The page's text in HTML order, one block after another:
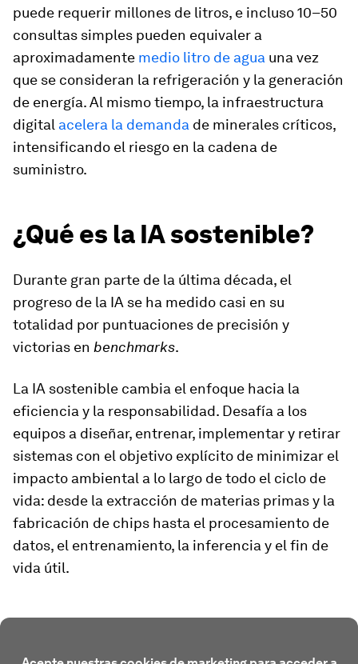
puede requerir millones de litros, e incluso 10–50
consultas simples pueden equivaler a
aproximadamente medio litro de agua una vez
que se consideran la refrigeración y la generación
de energía. Al mismo tiempo, la infraestructura
digital acelera la demanda de minerales críticos,
intensificando el riesgo en la cadena de
suministro.
¿Qué es la IA sostenible?
Durante gran parte de la última década, el
progreso de la IA se ha medido casi en su
totalidad por puntuaciones de precisión y
victorias en benchmarks.
La IA sostenible cambia el enfoque hacia la
eficiencia y la responsabilidad. Desafía a los
equipos a diseñar, entrenar, implementar y retirar
sistemas con el objetivo explícito de minimizar el
impacto ambiental a lo largo de todo el ciclo de
vida: desde la extracción de materias primas y la
fabricación de chips hasta el procesamiento de
datos, el entrenamiento, la inferencia y el fin de
vida útil.